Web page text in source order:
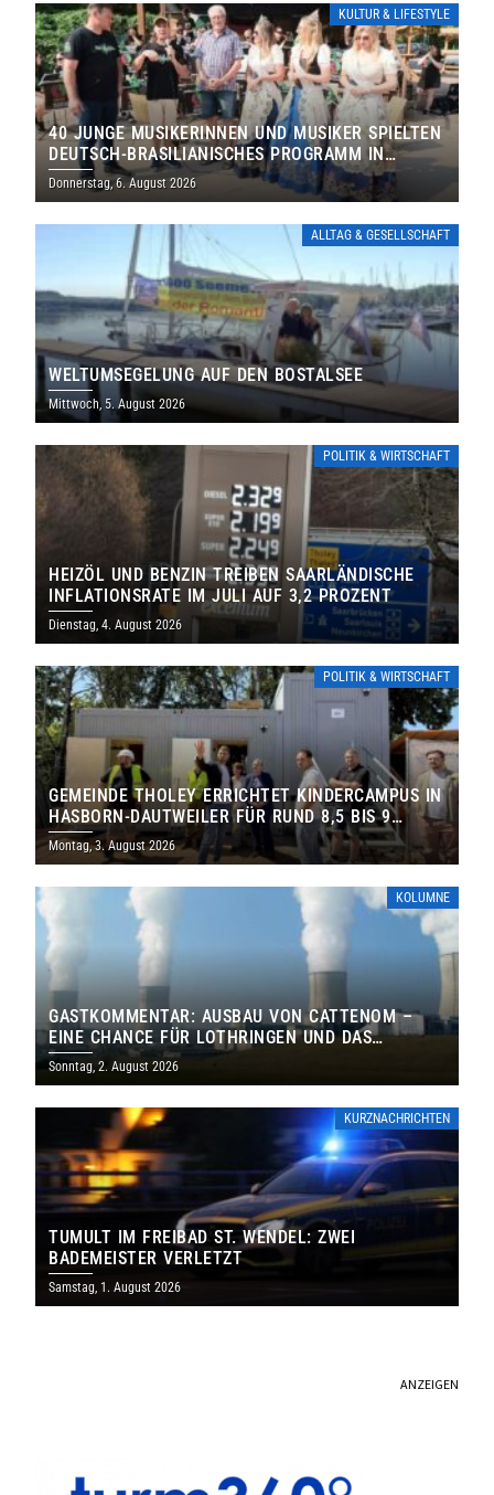
KULTUR & LIFESTYLE
40 JUNGE MUSIKERINNEN UND MUSIKER SPIELTEN
DEUTSCH-BRASILIANISCHES PROGRAMM IN
THOLEY
Donnerstag, 6. August 2026
ALLTAG & GESELLSCHAFT
WELTUMSEGELUNG AUF DEN BOSTALSEE
Mittwoch, 5. August 2026
POLITIK & WIRTSCHAFT
HEIZÖL UND BENZIN TREIBEN SAARLÄNDISCHE
INFLATIONSRATE IM JULI AUF 3,2 PROZENT
Dienstag, 4. August 2026
POLITIK & WIRTSCHAFT
GEMEINDE THOLEY ERRICHTET KINDERCAMPUS IN
HASBORN-DAUTWEILER FÜR RUND 8,5 BIS 9
MILLIONEN EURO
Montag, 3. August 2026
KOLUMNE
GASTKOMMENTAR: AUSBAU VON CATTENOM –
EINE CHANCE FÜR LOTHRINGEN UND DAS
SAARLAND
Sonntag, 2. August 2026
KURZNACHRICHTEN
TUMULT IM FREIBAD ST. WENDEL: ZWEI
BADEMEISTER VERLETZT
Samstag, 1. August 2026
ANZEIGEN